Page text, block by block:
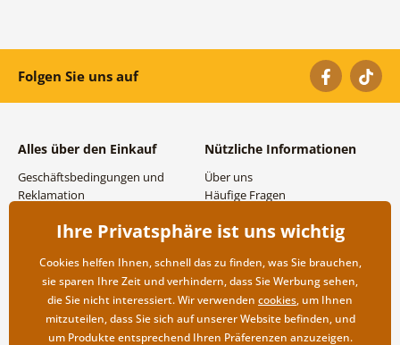
Folgen Sie uns auf
Alles über den Einkauf
Geschäftsbedingungen und
Reklamation
Versand- und
Rücksendung der Ware
Nützliche Informationen
Über uns
Häufige Fragen
Großhandel und
Ihre Privatsphäre ist uns wichtig
Cookies helfen Ihnen, schnell das zu finden, was Sie brauchen,
sie sparen Ihre Zeit und verhindern, dass Sie Werbung sehen,
die Sie nicht interessiert. Wir verwenden cookies, um Ihnen
mitzuteilen, dass Sie sich auf unserer Website befinden, und
um Produkte entsprechend Ihren Präferenzen anzuzeigen.